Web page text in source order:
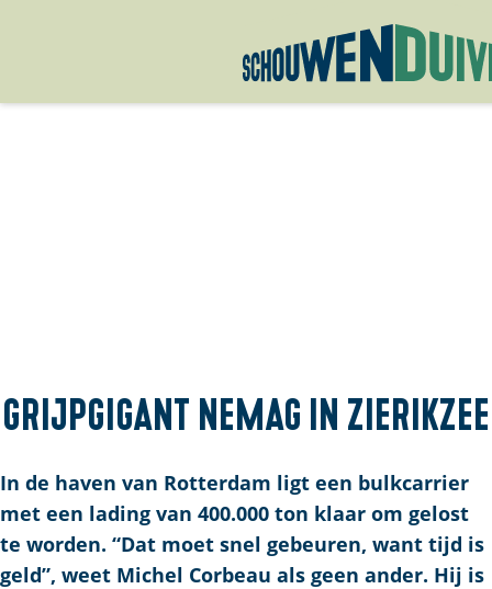
G
m
e
a
g
e
Grijpgigant Nemag in Zierikzee
In de haven van Rotterdam ligt een bulkcarrier
met een lading van 400.000 ton klaar om gelost
te worden. “Dat moet snel gebeuren, want tijd is
geld”, weet Michel Corbeau als geen ander. Hij is